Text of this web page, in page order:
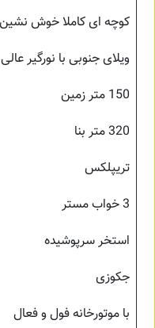
کوچه ای کاملا خوش نشین
ویلای جنوبی با نورگیر عالی
150 متر زمین
320 متر بنا
تریپلکس
3 خواب مستر
استخر سرپوشیده
جکوزی
با موتورخانه فول و فعال